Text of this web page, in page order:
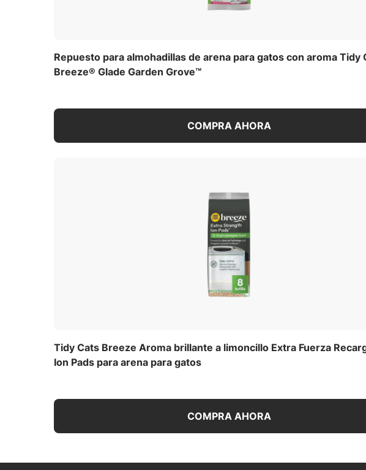
Repuesto para almohadillas de arena para gatos con aroma Tidy
Breeze® Glade Garden Grove™
COMPRA AHORA
Tidy Cats Breeze Aroma brillante a limoncillo Extra Fuerza
Ion Pads para arena para gatos
COMPRA AHORA